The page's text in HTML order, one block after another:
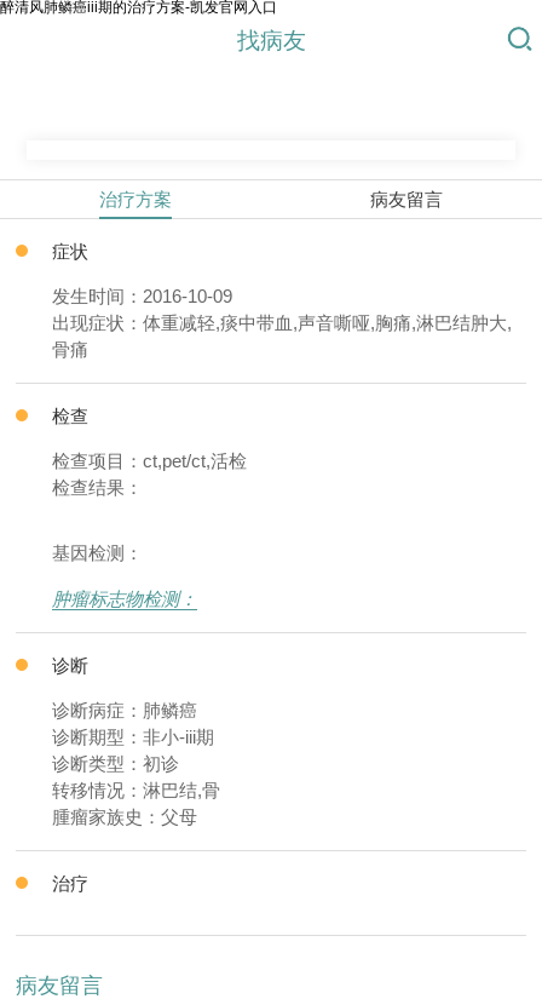
醉清风肺鳞癌iii期的治疗方案-凯发官网入口
找病友
治疗方案 病友留言
症状
发生时间：2016-10-09
出现症状：体重减轻,痰中带血,声音嘶哑,胸痛,淋巴结肿大,
骨痛
检查
检查项目：ct,pet/ct,活检
检查结果：
基因检测：
肿瘤标志物检测：
诊断
诊断病症：肺鳞癌
诊断期型：非小-iii期
诊断类型：初诊
转移情况：淋巴结,骨
腫瘤家族史：父母
治疗
病友留言